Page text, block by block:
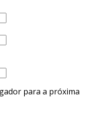
para a próxima